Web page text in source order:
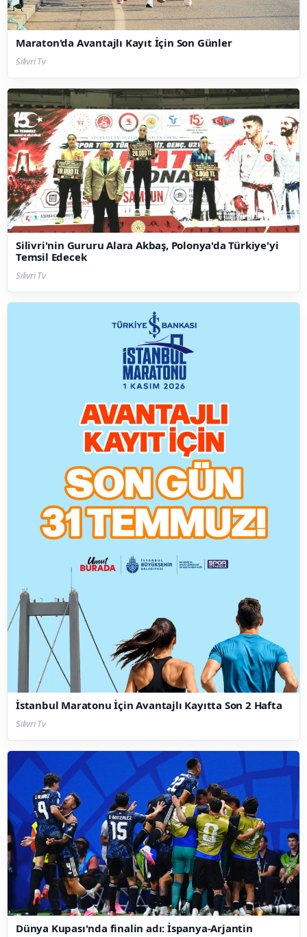
Maraton'da Avantajlı Kayıt İçin Son Günler
Silivri Tv
Silivri'nin Gururu Alara Akbaş, Polonya'da Türkiye'yi
Temsil Edecek
Silivri Tv
İstanbul Maratonu İçin Avantajlı Kayıtta Son 2 Hafta
Silivri Tv
Dünya Kupası'nda finalin adı: İspanya-Arjantin